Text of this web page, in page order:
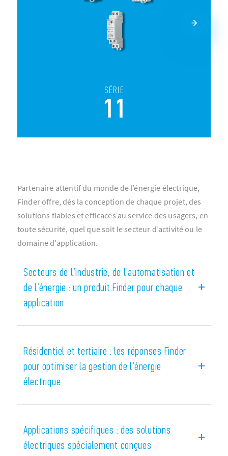
SÉRIE
11
Partenaire attentif du monde de l’énergie électrique,
Finder offre, dès la conception de chaque projet, des
solutions fiables et efficaces au service des usagers, en
toute sécurité, quel que soit le secteur d’activité ou le
domaine d’application.
Secteurs de l’industrie, de l’automatisation et
de l’énergie : un produit Finder pour chaque
application
Avec sa large gamme de relais disposant d’une
d’accessoires, Finder est présent dans les
entreprises, lescollectivitéset depuis l’origine de
sa création, partout dans le
protection des installations (levage, manutention),
jusqu’aux applications les plus spécifiques pour
des domaines tels que le secteur énergétique, le
Résidentiel et tertiaire : les réponses Finder
pour optimiser la gestion de l’énergie
électrique
Applications spécifiques : des solutions
électriques spécialement conçues